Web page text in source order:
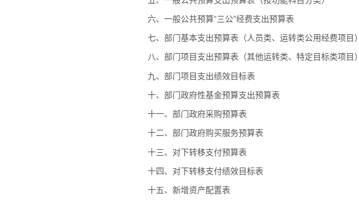
六、一般公共预算“三公”经费支出预算表
七、部门基本支出预算表（人员类、运转类公用经费项目）
八、部门项目支出预算表（其他运转类、特定目标类项目）
九、部门项目支出绩效目标表
十、部门政府性基金预算支出预算表
十一、部门政府采购预算表
十二、部门政府购买服务预算表
十三、对下转移支付预算表
十四、对下转移支付绩效目标表
十五、新增资产配置表